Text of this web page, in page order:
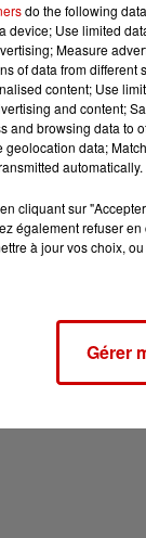
do the following
device; Use limited
Measure
of data from
content; Use
and content;
and browsing data to
data;
automatically.
cliquant sur
également refuser
à jour vos choix,
Gérer